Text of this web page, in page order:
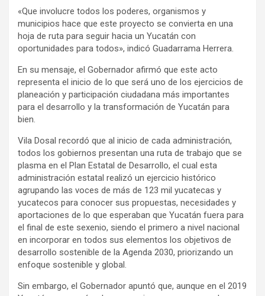
«Que involucre todos los poderes, organismos y
municipios hace que este proyecto se convierta en una
hoja de ruta para seguir hacia un Yucatán con
oportunidades para todos», indicó Guadarrama Herrera.
En su mensaje, el Gobernador afirmó que este acto
representa el inicio de lo que será uno de los ejercicios de
planeación y participación ciudadana más importantes
para el desarrollo y la transformación de Yucatán para
bien.
Vila Dosal recordó que al inicio de cada administración,
todos los gobiernos presentan una ruta de trabajo que se
plasma en el Plan Estatal de Desarrollo, el cual esta
administración estatal realizó un ejercicio histórico
agrupando las voces de más de 123 mil yucatecas y
yucatecos para conocer sus propuestas, necesidades y
aportaciones de lo que esperaban que Yucatán fuera para
el final de este sexenio, siendo el primero a nivel nacional
en incorporar en todos sus elementos los objetivos de
desarrollo sostenible de la Agenda 2030, priorizando un
enfoque sostenible y global.
Sin embargo, el Gobernador apuntó que, aunque en el 2019